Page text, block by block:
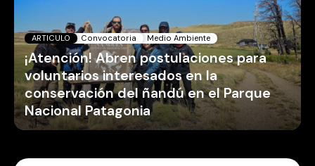
ARTICULO Convocatoria Medio Ambiente
¡Atención! Abren postulaciones para
voluntarios interesados en la
conservación del ñandú en el Parque
Nacional Patagonia